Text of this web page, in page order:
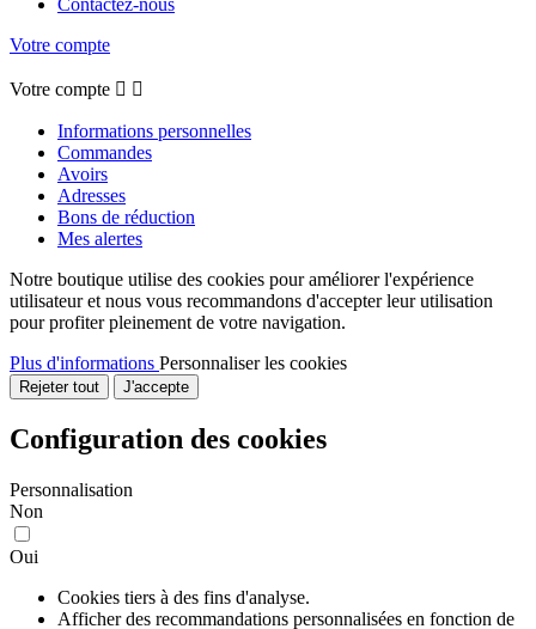
Contactez-nous
Votre compte
Votre compte  
Informations personnelles
Commandes
Avoirs
Adresses
Bons de réduction
Mes alertes
Notre boutique utilise des cookies pour améliorer l'expérience
utilisateur et nous vous recommandons d'accepter leur utilisation
pour profiter pleinement de votre navigation.
Plus d'informations Personnaliser les cookies
Rejeter tout J'accepte
Configuration des cookies
Personnalisation
Non
Oui
Cookies tiers à des fins d'analyse.
Afficher des recommandations personnalisées en fonction de